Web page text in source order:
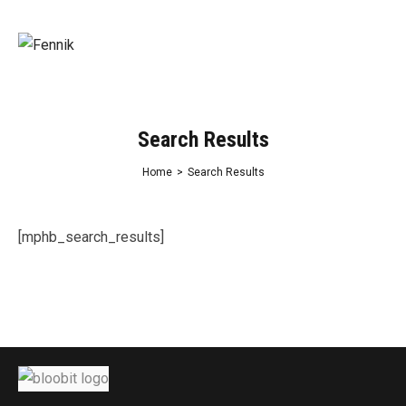
Search Results
Home > Search Results
[mphb_search_results]